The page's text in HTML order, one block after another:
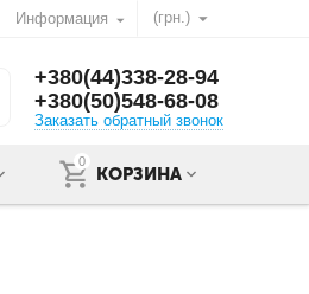
(грн.)
Информация
+380(44)338-28-94
+380(50)548-68-08
Заказать обратный звонок
0
КОРЗИНА